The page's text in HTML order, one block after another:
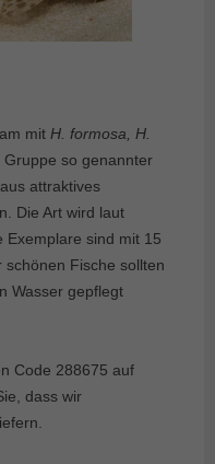
mit H. formosa, H.
Gruppe so genannter
attraktives
Die Art wird laut
sind mit 15
Fische sollten
Wasser gepflegt
Code 288675 auf
dass wir